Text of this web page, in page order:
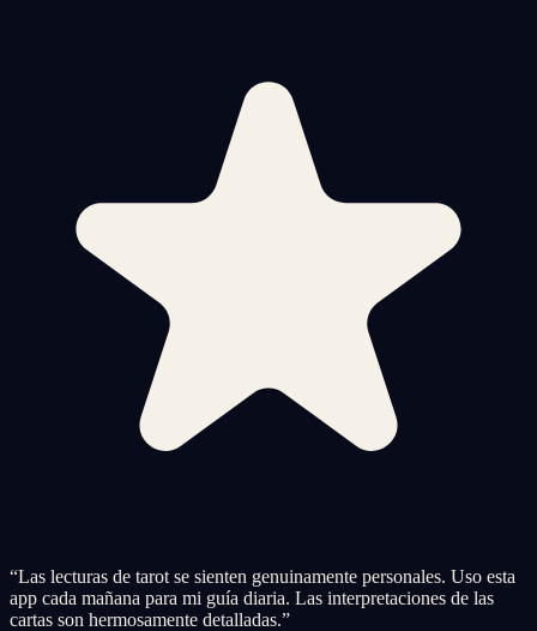
“Las lecturas de tarot se sienten genuinamente personales. Uso esta
app cada mañana para mi guía diaria. Las interpretaciones de las
cartas son hermosamente detalladas.”